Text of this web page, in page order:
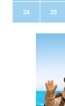
24 25